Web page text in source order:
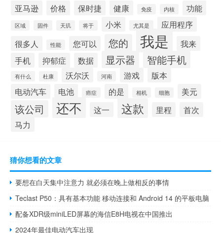
亚马逊 价格 保时捷 健康 免疫 内核 功能
区域 固件 天玑 将于 小米 尤其是
应用程序
很多人
性能 您可以 您的 我是
我来
手机
抑郁症 数据 显示器 智能手机
有什么 杜康 沃尔沃 河南 游戏
版本
电动汽车
电池 癌症 的是 相机 细胞 美元
该公司 还不 这一 这款 里程
首次
马力
猜你想看的文章
要想在白天集中注意力 就必须在晚上做相反的事情
Teclast P50：具有基本功能 移动连接和 Android 14 的平板电脑
配备XDR级miniLED屏幕的海信E8H电视在中国推出
2024年最佳电动汽车出现